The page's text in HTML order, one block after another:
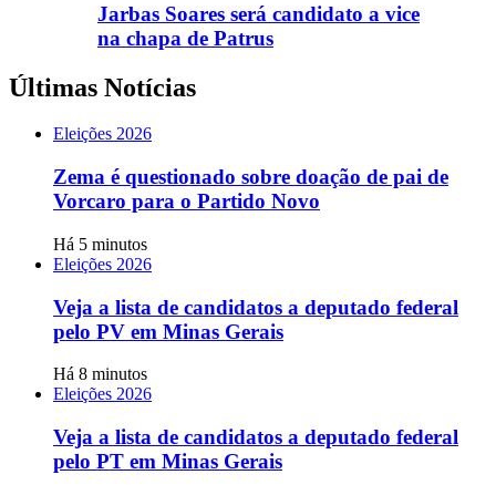
Jarbas Soares será candidato a vice
na chapa de Patrus
Últimas Notícias
Eleições 2026
Zema é questionado sobre doação de pai de
Vorcaro para o Partido Novo
Há 5 minutos
Eleições 2026
Veja a lista de candidatos a deputado federal
pelo PV em Minas Gerais
Há 8 minutos
Eleições 2026
Veja a lista de candidatos a deputado federal
pelo PT em Minas Gerais